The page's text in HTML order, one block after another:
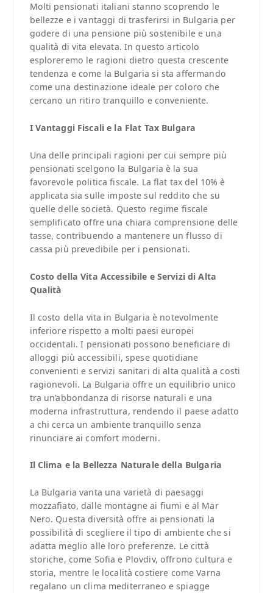
Molti pensionati italiani stanno scoprendo le
bellezze e i vantaggi di trasferirsi in Bulgaria per
godere di una pensione più sostenibile e una
qualità di vita elevata. In questo articolo
esploreremo le ragioni dietro questa crescente
tendenza e come la Bulgaria si sta affermando
come una destinazione ideale per coloro che
cercano un ritiro tranquillo e conveniente.
I Vantaggi Fiscali e la Flat Tax Bulgara
Una delle principali ragioni per cui sempre più
pensionati scelgono la Bulgaria è la sua
favorevole politica fiscale. La flat tax del 10% è
applicata sia sulle imposte sul reddito che su
quelle delle società. Questo regime fiscale
semplificato offre una chiara comprensione delle
tasse, contribuendo a mantenere un flusso di
cassa più prevedibile per i pensionati.
Costo della Vita Accessibile e Servizi di Alta
Qualità
Il costo della vita in Bulgaria è notevolmente
inferiore rispetto a molti paesi europei
occidentali. I pensionati possono beneficiare di
alloggi più accessibili, spese quotidiane
convenienti e servizi sanitari di alta qualità a costi
ragionevoli. La Bulgaria offre un equilibrio unico
tra un’abbondanza di risorse naturali e una
moderna infrastruttura, rendendo il paese adatto
a chi cerca un ambiente tranquillo senza
rinunciare ai comfort moderni.
Il Clima e la Bellezza Naturale della Bulgaria
La Bulgaria vanta una varietà di paesaggi
mozzafiato, dalle montagne ai fiumi e al Mar
Nero. Questa diversità offre ai pensionati la
possibilità di scegliere il tipo di ambiente che si
adatta meglio alle loro preferenze. Le città
storiche, come Sofia e Plovdiv, offrono cultura e
storia, mentre le località costiere come Varna
regalano un clima mediterraneo e spiagge